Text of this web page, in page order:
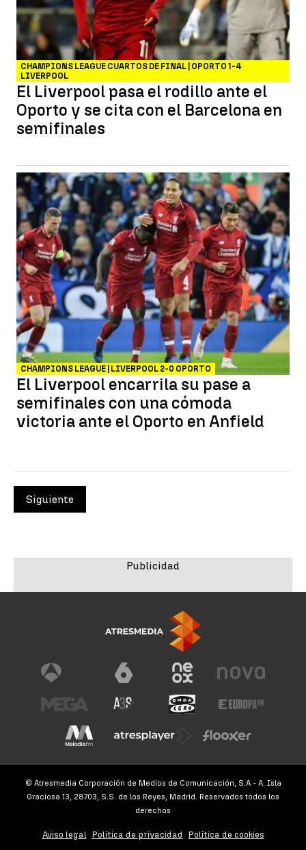
CHAMPIONS LEAGUE CUARTOS DE FINAL | OPORTO 1-4
LIVERPOOL
El Liverpool pasa el rodillo ante el
Oporto y se cita con el Barcelona en
semifinales
CHAMPIONS LEAGUE | LIVERPOOL 2-0 OPORTO
El Liverpool encarrila su pase a
semifinales con una cómoda
victoria ante el Oporto en Anfield
Siguiente
© Atresmedia Corporación de Medios de Comunicación, S.A - A. Isla
Graciosa 13, 28703, S.S. de los Reyes, Madrid. Reservados todos los
derechos
Aviso legal Política de privacidad Política de cookies